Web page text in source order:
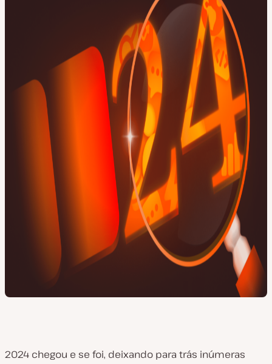
2024 chegou e se foi, deixando para trás inúmeras